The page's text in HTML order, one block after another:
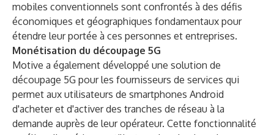
mobiles conventionnels sont confrontés à des défis
économiques et géographiques fondamentaux pour
étendre leur portée à ces personnes et entreprises.
Monétisation du découpage 5G
Motive a également développé une solution de
découpage 5G pour les fournisseurs de services qui
permet aux utilisateurs de smartphones Android
d'acheter et d'activer des tranches de réseau à la
demande auprès de leur opérateur. Cette fonctionnalité